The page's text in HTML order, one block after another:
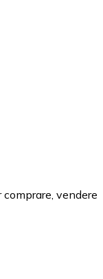
vendere